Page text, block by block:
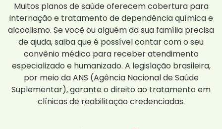
Muitos planos de saúde oferecem cobertura para
internação e tratamento de dependência química e
alcoolismo. Se você ou alguém da sua família precisa
de ajuda, saiba que é possível contar com o seu
convênio médico para receber atendimento
especializado e humanizado. A legislação brasileira,
por meio da ANS (Agência Nacional de Saúde
Suplementar), garante o direito ao tratamento em
clínicas de reabilitação credenciadas.